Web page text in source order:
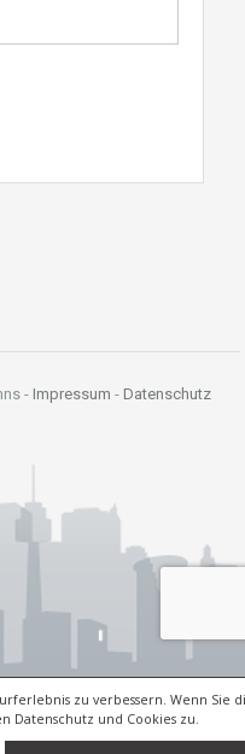
zu verbessern. Wenn Sie
Datenschutz und Cookies zu.
- Impressum - Datenschutz